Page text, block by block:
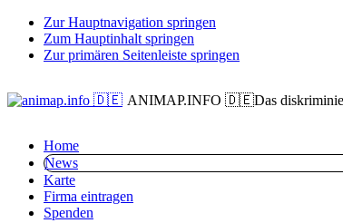
Zur Hauptnavigation springen
Zum Hauptinhalt springen
Zur primären Seitenleiste springen
ANIMAP.INFO 🇩🇪Das
Home
News
Karte
Firma eintragen
Spenden